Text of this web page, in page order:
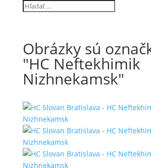
Obrázky sú
"HC Neftekhimik
Nizhnekamsk"